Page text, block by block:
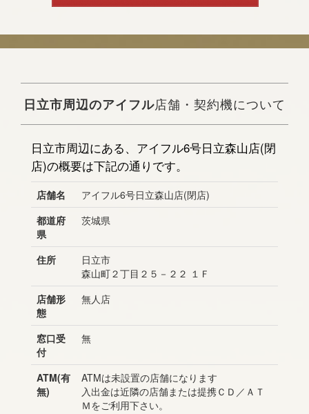
日立市周辺のアイフル店舗・契約機について
日立市周辺にある、アイフル6号日立森山店(閉
店)の概要は下記の通りです。
店舗名
アイフル6号日立森山店(閉店)
都道府
県
茨城県
住所
日立市
森山町２丁目２５－２２ １Ｆ
店舗形
態
無人店
窓口受
付
無
ATM(有
無)
ATMは未設置の店舗になります
入出金は近隣の店舗または提携ＣＤ／ＡＴ
Ｍをご利用下さい。